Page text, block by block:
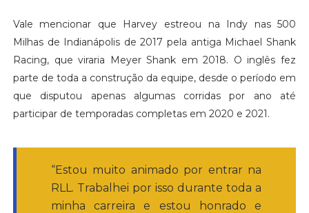
Vale mencionar que Harvey estreou na Indy nas 500
Milhas de Indianápolis de 2017 pela antiga Michael Shank
Racing, que viraria Meyer Shank em 2018. O inglês fez
parte de toda a construção da equipe, desde o período em
que disputou apenas algumas corridas por ano até
participar de temporadas completas em 2020 e 2021.
“Estou muito animado por entrar na
RLL. Trabalhei por isso durante toda a
minha carreira e estou honrado e